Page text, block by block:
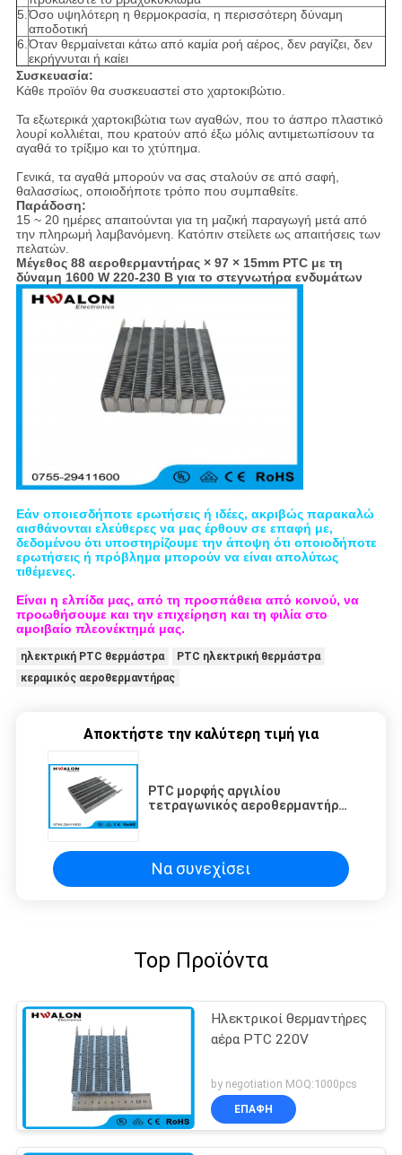
5.Όσο υψηλότερη η θερμοκρασία, η περισσότερη δύναμη
αποδοτική
6.Όταν θερμαίνεται κάτω από καμία ροή αέρος, δεν ραγίζει, δεν
εκρήγνυται ή καίει
Συσκευασία:
Κάθε προϊόν θα συσκευαστεί στο χαρτοκιβώτιο.
Τα εξωτερικά χαρτοκιβώτια των αγαθών, που το άσπρο πλαστικό
λουρί κολλιέται, που κρατούν από έξω μόλις αντιμετωπίσουν τα
αγαθά το τρίξιμο και το χτύπημα.
Γενικά, τα αγαθά μπορούν να σας σταλούν σε από σαφή,
θαλασσίως, οποιοδήποτε τρόπο που συμπαθείτε.
Παράδοση:
15 ~ 20 ημέρες απαιτούνται για τη μαζική παραγωγή μετά από
την πληρωμή λαμβανόμενη. Κατόπιν στείλετε ως απαιτήσεις των
πελατών.
Μέγεθος 88 αεροθερμαντήρας × 97 × 15mm PTC με τη
δύναμη 1600 W 220-230 Β για το στεγνωτήρα ενδυμάτων
Εάν οποιεσδήποτε ερωτήσεις ή ιδέες, ακριβώς παρακαλώ
αισθάνονται ελεύθερες να μας έρθουν σε επαφή με,
δεδομένου ότι υποστηρίζουμε την άποψη ότι οποιοδήποτε
ερωτήσεις ή πρόβλημα μπορούν να είναι απολύτως
τιθέμενες.
Είναι η ελπίδα μας, από τη προσπάθεια από κοινού, να
προωθήσουμε και την επιχείρηση και τη φιλία στο
αμοιβαίο πλεονέκτημά μας.
ηλεκτρική PTC θερμάστρα
PTC ηλεκτρική θερμάστρα
κεραμικός αεροθερμαντήρας
Αποκτήστε την καλύτερη τιμή για
PTC μορφής αργιλίου
τετραγωνικός αεροθερμαντήρας
Να συνεχίσει
Top Προϊόντα
Ηλεκτρικοί θερμαντήρες
αέρα PTC 220V
by negotiation MOQ:1000pcs
ΕΠΑΦΉ